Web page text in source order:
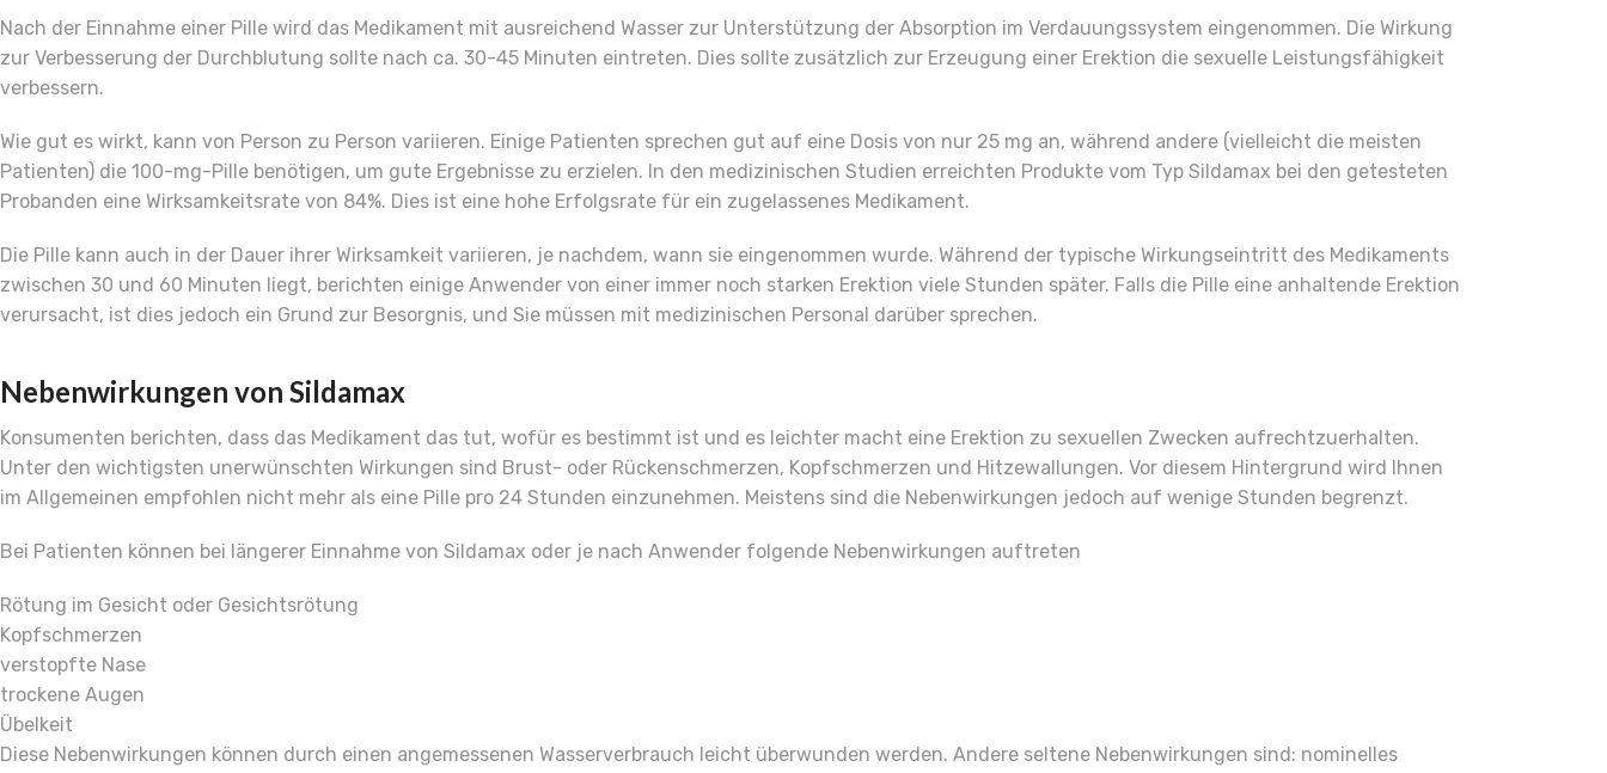
Nach der Einnahme einer Pille wird das Medikament mit ausreichend Wasser zur Unterstützung der Absorption im Verdauungssystem eingenommen. Die Wirkung
zur Verbesserung der Durchblutung sollte nach ca. 30-45 Minuten eintreten. Dies sollte zusätzlich zur Erzeugung einer Erektion die sexuelle Leistungsfähigkeit
verbessern.
Wie gut es wirkt, kann von Person zu Person variieren. Einige Patienten sprechen gut auf eine Dosis von nur 25 mg an, während andere (vielleicht die meisten
Patienten) die 100-mg-Pille benötigen, um gute Ergebnisse zu erzielen. In den medizinischen Studien erreichten Produkte vom Typ Sildamax bei den getesteten
Probanden eine Wirksamkeitsrate von 84%. Dies ist eine hohe Erfolgsrate für ein zugelassenes Medikament.
Die Pille kann auch in der Dauer ihrer Wirksamkeit variieren, je nachdem, wann sie eingenommen wurde. Während der typische Wirkungseintritt des Medikaments
zwischen 30 und 60 Minuten liegt, berichten einige Anwender von einer immer noch starken Erektion viele Stunden später. Falls die Pille eine anhaltende Erektion
verursacht, ist dies jedoch ein Grund zur Besorgnis, und Sie müssen mit medizinischen Personal darüber sprechen.
Nebenwirkungen von Sildamax
Konsumenten berichten, dass das Medikament das tut, wofür es bestimmt ist und es leichter macht eine Erektion zu sexuellen Zwecken aufrechtzuerhalten.
Unter den wichtigsten unerwünschten Wirkungen sind Brust- oder Rückenschmerzen, Kopfschmerzen und Hitzewallungen. Vor diesem Hintergrund wird Ihnen
im Allgemeinen empfohlen nicht mehr als eine Pille pro 24 Stunden einzunehmen. Meistens sind die Nebenwirkungen jedoch auf wenige Stunden begrenzt.
Bei Patienten können bei längerer Einnahme von Sildamax oder je nach Anwender folgende Nebenwirkungen auftreten
Rötung im Gesicht oder Gesichtsrötung
Kopfschmerzen
verstopfte Nase
trockene Augen
Übelkeit
Diese Nebenwirkungen können durch einen angemessenen Wasserverbrauch leicht überwunden werden. Andere seltene Nebenwirkungen sind: nominelles